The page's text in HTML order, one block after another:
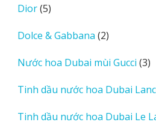
Dior 55
phẩm
Dolce & Gabbana 22
phẩm
Nước hoa Dubai mùi Gucci 33
Tinh dầu nước hoa Dubai
Tinh dầu nước hoa Dubai Le